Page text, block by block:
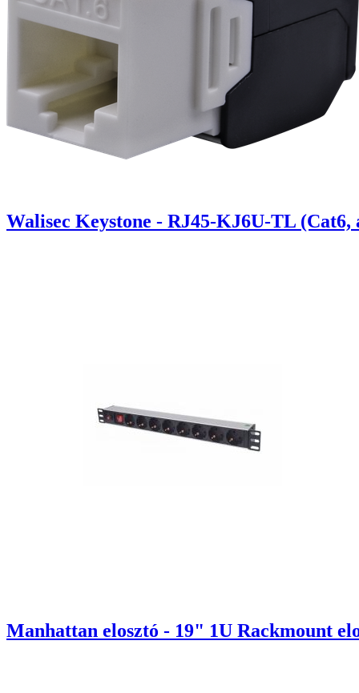
Walisec Keystone - RJ45-KJ6U-TL (Cat6,
Manhattan elosztó - 19" 1U Rackmount